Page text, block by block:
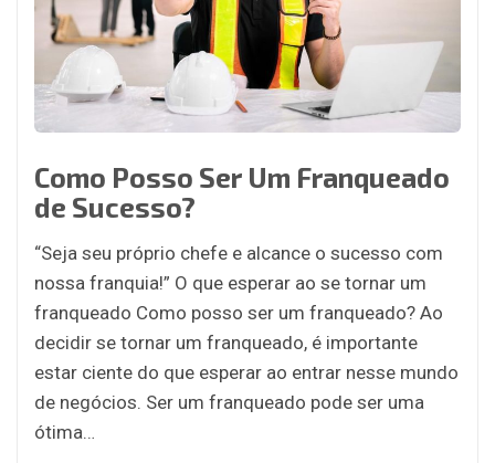
Como Posso Ser Um Franqueado
de Sucesso?
“Seja seu próprio chefe e alcance o sucesso com
nossa franquia!” O que esperar ao se tornar um
franqueado Como posso ser um franqueado? Ao
decidir se tornar um franqueado, é importante
estar ciente do que esperar ao entrar nesse mundo
de negócios. Ser um franqueado pode ser uma
ótima…